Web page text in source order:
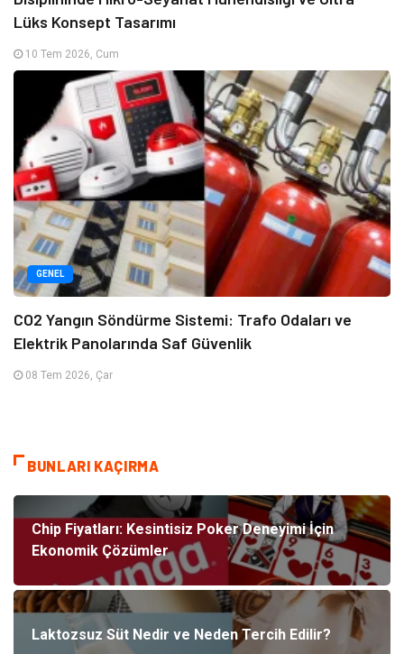
Lüks Konsept Tasarımı
10 Tem 2026, Cum
GENEL
CO2 Yangın Söndürme Sistemi: Trafo Odaları ve
Elektrik Panolarında Saf Güvenlik
08 Tem 2026, Çar
BUNLARI KAÇIRMA
Chip Fiyatları: Kesintisiz Poker Deneyimi İçin
Ekonomik Çözümler
Laktozsuz Süt Nedir ve Neden Tercih Edilir?